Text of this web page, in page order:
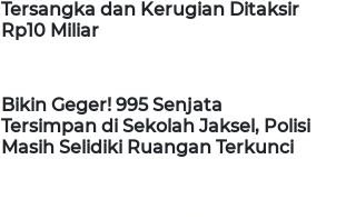
Tersangka dan Kerugian Ditaksir
Rp10 Miliar
Bikin Geger! 995 Senjata
Tersimpan di Sekolah Jaksel, Polisi
Masih Selidiki Ruangan Terkunci